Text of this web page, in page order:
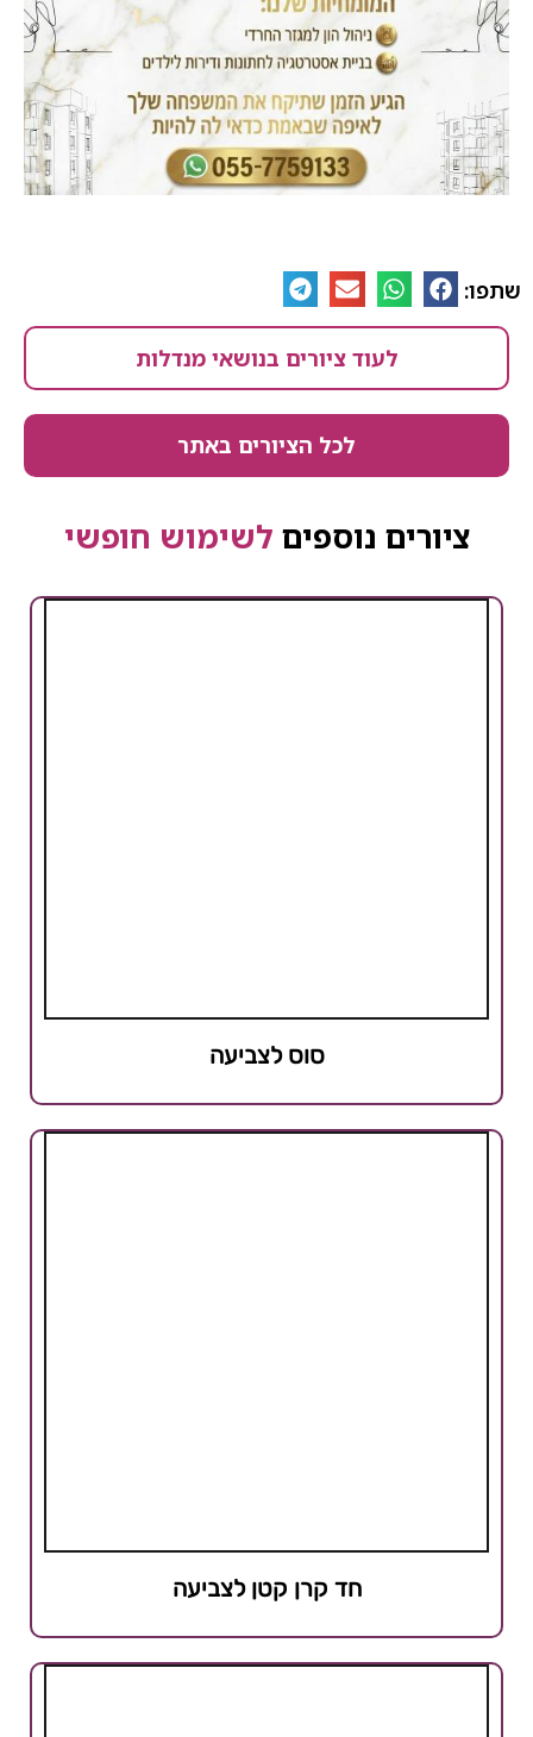
שתפו:
לעוד ציורים בנושאי מנדלות
לכל הציורים באתר
ציורים נוספים לשימוש חופשי
סוס לצביעה
חד קרן קטן לצביעה